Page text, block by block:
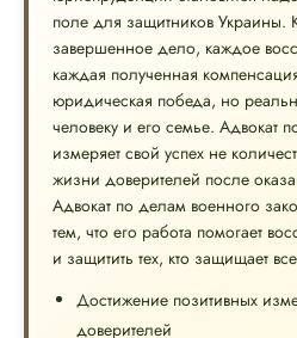
поле для защитников Украины.
завершенное дело, каждое
каждая полученная
юридическая победа, но
человеку и его семье. Адвокат
измеряет свой успех не
жизни доверителей после
Адвокат по делам военного
тем, что его работа помогает
и защитить тех, кто защищает
Достижение позитивных
доверителей